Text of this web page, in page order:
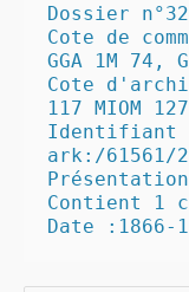
Dossier
Cote de
GGA 1M 74,
Cote
117 MIOM 127
Identifiant
ark:/61561/
Contient 1
Date :1866-